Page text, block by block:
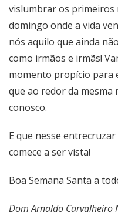
vislumbrar os primeiros
domingo onde a vida
nós aquilo que ainda
como irmãos e irmãs!
momento propício para
que ao redor da mesma
conosco.
E que nesse
comece a ser vista!
Boa Semana Santa a
Dom Arnaldo Carvalheiro